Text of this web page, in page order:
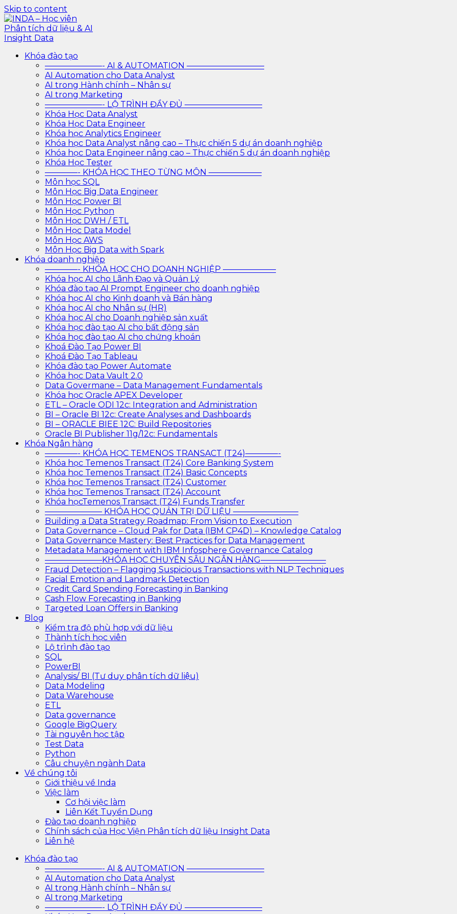
Skip to content
INDA – Học viên Phân tích dữ liệu & AI Insight Data
INDA – Học viện Đào tạo phân tích dữ liệu & AI chuyên sâu cho ngành ngân hàng – bảo hiểm – chứng khoán
trình với AI
Khóa đào tạo
———————- AI & AUTOMATION —————————–
AI Automation cho Data Analyst
AI trong Hành chính – Nhân sự
AI trong Marketing
———————- LỘ TRÌNH ĐẦY ĐỦ —————————–
Khóa Học Data Analyst
Khóa Học Data Engineer
Khóa học Analytics Engineer
Khóa học Data Analyst nâng cao – Thực chiến 5 dự án doanh nghiệp
Khóa học Data Engineer nâng cao – Thực chiến 5 dự án doanh nghiệp
Khóa Học Tester
————- KHÓA HỌC THEO TỪNG MÔN ——————–
Môn học SQL
Môn Học Big Data Engineer
Môn Học Power BI
Môn Học Python
Môn Học DWH / ETL
Môn Học Data Model
Môn Học AWS
Môn Học Big Data with Spark
Khóa doanh nghiệp
————- KHÓA HỌC CHO DOANH NGHIỆP ——————–
Khóa học AI cho Lãnh Đạo và Quản Lý
Khóa đào tạo AI Prompt Engineer cho doanh nghiệp
Khóa học AI cho Kinh doanh và Bán hàng
Khóa học AI cho Nhân sự (HR)
Khóa học AI cho Doanh nghiệp sản xuất
Khóa học đào tạo AI cho bất động sản
Khóa học đào tạo AI cho chứng khoán
Khoá Đào Tạo Power BI
Khoá Đào Tạo Tableau
Khóa đào tạo Power Automate
Khóa học Data Vault 2.0
Data Govermane – Data Management Fundamentals
Khóa học Oracle APEX Developer
ETL – Oracle ODI 12c: Integration and Administration
BI – Oracle BI 12c: Create Analyses and Dashboards
BI – ORACLE BIEE 12C: Build Repositories
Oracle BI Publisher 11g/12c: Fundamentals
Khóa Ngân hàng
————- KHÓA HỌC TEMENOS TRANSACT (T24)————-
Khóa học Temenos Transact (T24) Core Banking System
Khóa học Temenos Transact (T24) Basic Concepts
Khóa học Temenos Transact (T24) Customer
Khóa học Temenos Transact (T24) Account
Khóa họcTemenos Transact (T24) Funds Transfer
——————— KHÓA HỌC QUẢN TRỊ DỮ LIỆU ————————
Building a Data Strategy Roadmap: From Vision to Execution
Data Governance – Cloud Pak for Data (IBM CP4D) – Knowledge Catalog
Data Governance Mastery: Best Practices for Data Management
Metadata Management with IBM Infosphere Governance Catalog
———————KHÓA HỌC CHUYÊN SÂU NGÂN HÀNG————————
Fraud Detection – Flagging Suspicious Transactions with NLP Techniques
Facial Emotion and Landmark Detection
Credit Card Spending Forecasting in Banking
Cash Flow Forecasting in Banking
Targeted Loan Offers in Banking
Blog
Kiểm tra độ phù hợp với dữ liệu
Thành tích học viên
Lộ trình đào tạo
SQL
PowerBI
Analysis/ BI (Tư duy phân tích dữ liệu)
Data Modeling
Data Warehouse
ETL
Data governance
Google BigQuery
Tài nguyên học tập
Test Data
Python
Câu chuyện ngành Data
Về chúng tôi
Giới thiệu về Inda
Việc làm
Cơ hội việc làm
Liên Kết Tuyển Dụng
Đào tạo doanh nghiệp
Chính sách của Học Viện Phân tích dữ liệu Insight Data
Liên hệ
Khóa đào tạo
———————- AI & AUTOMATION —————————–
AI Automation cho Data Analyst
AI trong Hành chính – Nhân sự
AI trong Marketing
———————- LỘ TRÌNH ĐẦY ĐỦ —————————–